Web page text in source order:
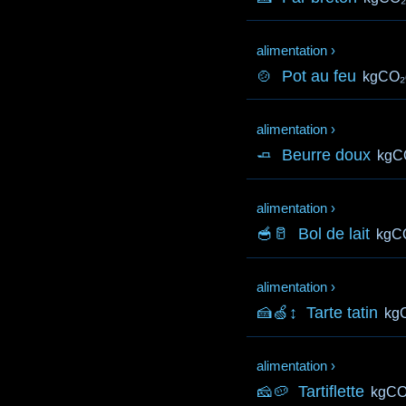
alimentation ›
🍲 Pot au feu
alimentation ›
🧈 Beurre doux
alimentation ›
🥣🥛 Bol de lait
alimentation ›
🍰🍏↕️ Tarte tatin
alimentation ›
🧀🥔 Tartiflette